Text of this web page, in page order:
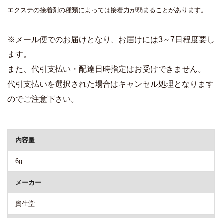
エクステの接着剤の種類によっては接着力が弱まることがあります。
※メール便でのお届けとなり、お届けには3～7日程度要し
ます。
また、代引支払い・配達日時指定はお受けできません。
代引支払いを選択された場合はキャンセル処理となります
のでご注意下さい。
内容量
6g
メーカー
資生堂